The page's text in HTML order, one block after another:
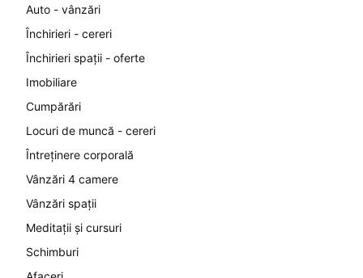
Auto - vânzări
Închirieri - cereri
Închirieri spații - oferte
Imobiliare
Cumpărări
Locuri de muncă - cereri
Întreținere corporală
Vânzări 4 camere
Vânzări spații
Meditații și cursuri
Schimburi